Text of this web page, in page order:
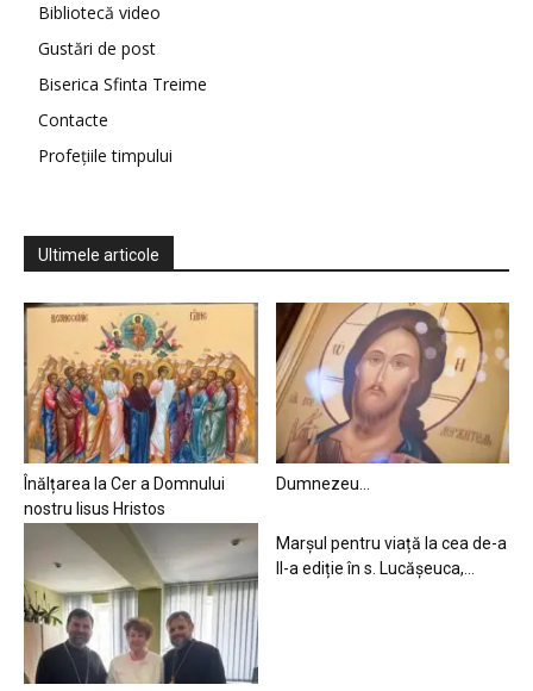
Bibliotecă video
Gustări de post
Biserica Sfinta Treime
Contacte
Profețiile timpului
Ultimele articole
Înălțarea la Cer a Domnului
nostru Iisus Hristos
Dumnezeu…
Marșul pentru viață la cea de-a
II-a ediție în s. Lucășeuca,...